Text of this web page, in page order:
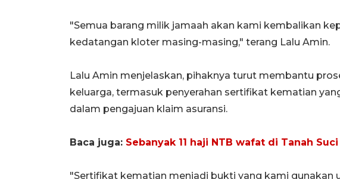
"Semua barang milik jamaah akan kami kembalikan
kedatangan kloter masing-masing," terang Lalu Amin.
Lalu Amin menjelaskan, pihaknya turut membantu
keluarga, termasuk penyerahan sertifikat kematian
dalam pengajuan klaim asuransi.
Baca juga: Sebanyak 11 haji NTB wafat di Tanah Suci
"Sertifikat kematian menjadi bukti yang kami gunakan